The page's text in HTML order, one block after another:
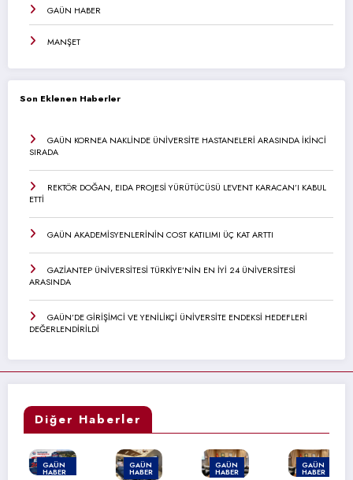
GAÜN HABER
MANŞET
Son Eklenen Haberler
GAÜN KORNEA NAKLİNDE ÜNİVERSİTE HASTANELERİ ARASINDA İKİNCİ
SIRADA
REKTÖR DOĞAN, EIDA PROJESİ YÜRÜTÜCÜSÜ LEVENT KARACAN’I KABUL
ETTİ
GAÜN AKADEMİSYENLERİNİN COST KATILIMI ÜÇ KAT ARTTI
GAZİANTEP ÜNİVERSİTESİ TÜRKİYE’NİN EN İYİ 24 ÜNİVERSİTESİ
ARASINDA
GAÜN’DE GİRİŞİMCİ VE YENİLİKÇİ ÜNİVERSİTE ENDEKSİ HEDEFLERİ
DEĞERLENDİRİLDİ
Diğer Haberler
GAÜN
HABER
GAÜN
HABER
GAÜN
HABER
GAÜN
HABER